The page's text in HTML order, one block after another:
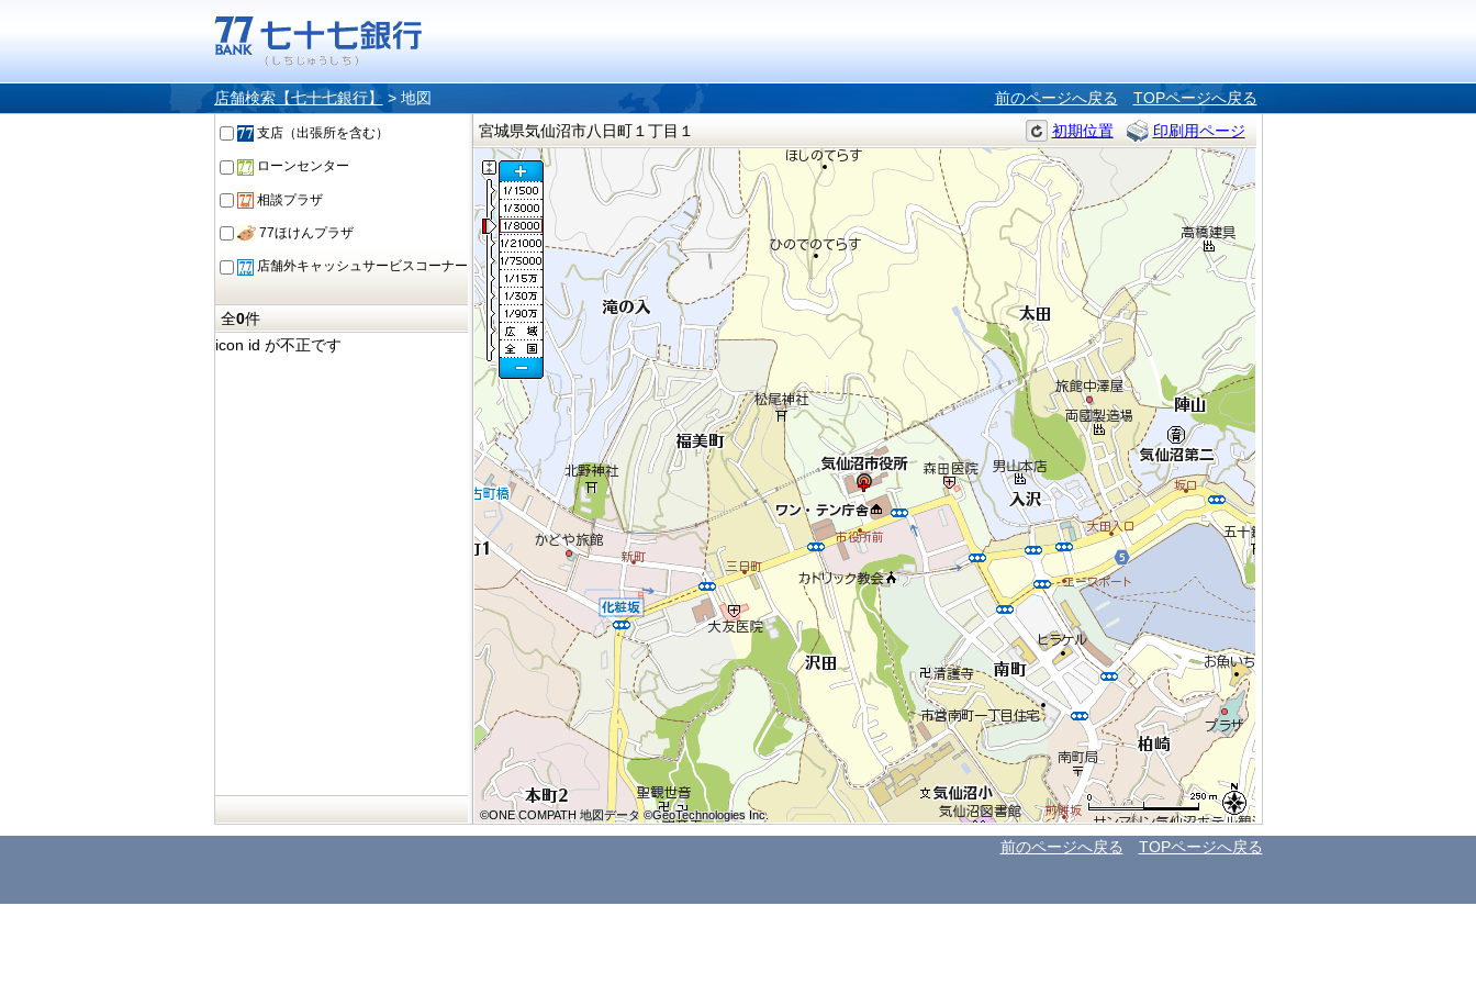
店舗検索【七十七銀行】 > 地図 前のページへ戻る TOPページへ戻る
支店（出張所を含む）
ローンセンター
相談プラザ
77ほけんプラザ
店舗外キャッシュサービスコーナー
全0件
icon id が不正です
宮城県気仙沼市八日町１丁目１ 初期位置 印刷用ページ
©ONE COMPATH 地図データ ©GeoTechnologies Inc.
©ONE COMPATH 地図データ ©GeoTechnologies Inc.
©ONE COMPATH 地図データ ©GeoTechnologies Inc.
©ONE COMPATH 地図データ ©GeoTechnologies Inc.
©ONE COMPATH 地図データ ©GeoTechnologies Inc.
©ONE COMPATH 地図データ ©GeoTechnologies Inc.
©ONE COMPATH 地図データ ©GeoTechnologies Inc.
©ONE COMPATH 地図データ ©GeoTechnologies Inc.
©ONE COMPATH 地図データ ©GeoTechnologies Inc.
前のページへ戻る TOPページへ戻る